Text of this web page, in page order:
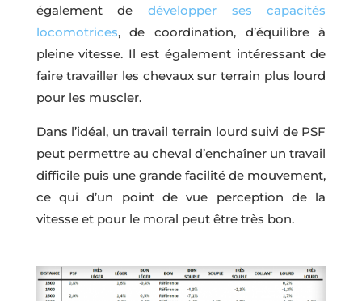
également de développer ses capacités
locomotrices, de coordination, d’équilibre à
pleine vitesse. Il est également intéressant de
faire travailler les chevaux sur terrain plus lourd
pour les muscler.
Dans l’idéal, un travail terrain lourd suivi de PSF
peut permettre au cheval d’enchaîner un travail
difficile puis une grande facilité de mouvement,
ce qui d’un point de vue perception de la
vitesse et pour le moral peut être très bon.